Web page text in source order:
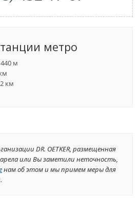
метро
м
км
DR. OETKER, размещенная
или Вы заметили неточность,
нам об этом и мы примем меры для